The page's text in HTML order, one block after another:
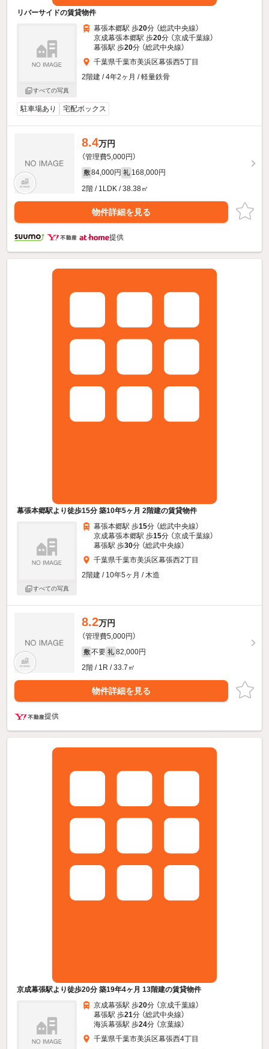
リバーサイドの賃貸物件
すべての写真
幕張本郷駅 歩20分 （総武中央線）
京成幕張本郷駅 歩20分 （京成千葉線）
幕張駅 歩20分 （総武中央線）
千葉県千葉市美浜区幕張西5丁目
2階建 / 4年2ヶ月 / 軽量鉄骨
駐車場あり 宅配ボックス
8.4万円
（管理費5,000円）
敷 84,000円 礼 168,000円
2階 / 1LDK / 38.38㎡
物件詳細を見る
提供
幕張本郷駅より徒歩15分 築10年5ヶ月 2階建の賃貸物件
すべての写真
幕張本郷駅 歩15分 （総武中央線）
京成幕張本郷駅 歩15分 （京成千葉線）
幕張駅 歩30分 （総武中央線）
千葉県千葉市美浜区幕張西2丁目
2階建 / 10年5ヶ月 / 木造
8.2万円
（管理費5,000円）
敷 不要 礼 82,000円
2階 / 1R / 33.7㎡
物件詳細を見る
提供
京成幕張駅より徒歩20分 築19年4ヶ月 13階建の賃貸物件
京成幕張駅 歩20分 （京成千葉線）
幕張駅 歩21分 （総武中央線）
海浜幕張駅 歩24分 （京葉線）
千葉県千葉市美浜区幕張西4丁目